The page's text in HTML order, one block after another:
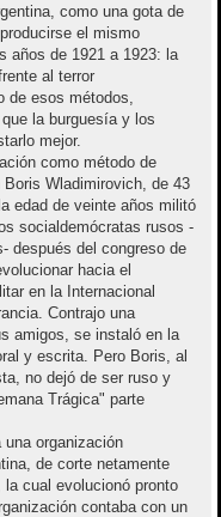
como una gota de
el mismo
años de 1921 a 1923: la
al terror
de esos métodos,
la burguesía y los
mejor.
como método de
Wladimirovich, de 43
edad de veinte años militó
socialdemócratas rusos -
después del congreso de
hacia el
en la Internacional
Contrajo una
amigos, se instaló en la
y escrita. Pero Boris, al
no dejó de ser ruso y
Trágica" parte
organización
de corte netamente
cual evolucionó pronto
contaba con un